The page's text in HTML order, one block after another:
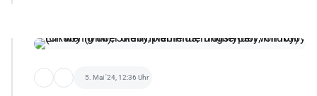
5. Mai '24, 12:36 Uhr